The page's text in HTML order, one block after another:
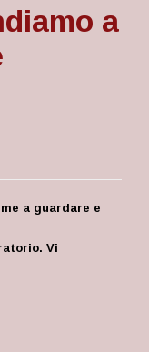
a
a guardare e
Vi